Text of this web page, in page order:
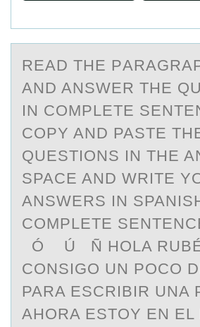
REАD THE
AND ANSWER THE
IN CОMPLETE
COPY AND PASTE
QUESTIONS IN THE
SPACE AND WRITE
ANSWERS IN
COMPLETE
Ó Ú Ñ HOLA
CONSIGO UN POCO
PARA ESCRIBIR UNA
AHORA ESTOY EN EL